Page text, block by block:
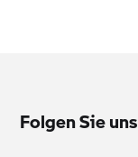
Folgen Sie uns